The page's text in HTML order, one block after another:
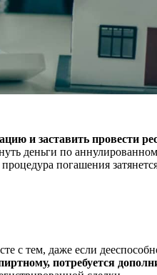
и заставить провести
деньги по
погашения
с тем, даже если
потребуется